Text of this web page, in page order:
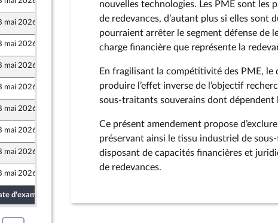
mai 2026 29 avril 2026
mai 2026 29 avril 2026
mai 2026
mai 2026 29 avril 2026
mai 2026
mai 2026
mai 2026 28 avril 2026
mai 2026
d'examen
nouvelles technologies. Les PME sont les
de redevances, d’autant plus si elles sont
pourraient arrêter le segment défense de
charge financière que représente la
En fragilisant la compétitivité des PME,
produire l’effet inverse de l’objectif
sous-traitants souverains dont dépendent
Ce présent amendement propose
préservant ainsi le tissu industriel de
disposant de capacités financières et
de redevances.